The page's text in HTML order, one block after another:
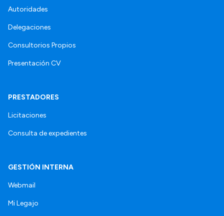
Autoridades
Delegaciones
Consultorios Propios
Presentación CV
PRESTADORES
Licitaciones
Consulta de expedientes
GESTIÓN INTERNA
Webmail
Mi Legajo